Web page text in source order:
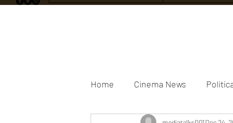
Home Cinema News